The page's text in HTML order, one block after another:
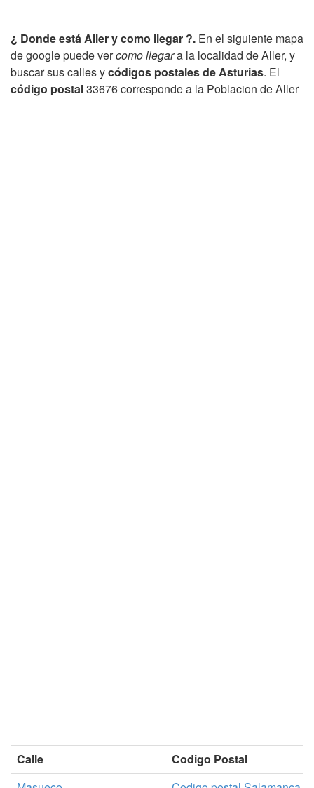
¿ Donde está Aller y como llegar ?. En el siguiente mapa
de google puede vercomo llegara la localidad de Aller, y
buscar sus calles ycódigos postales de Asturias. El
código postal33676 corresponde a la Poblacion de Aller
Calle
Codigo Postal